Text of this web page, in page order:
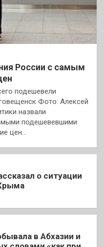
России с самым
подешевели
Фото: Алексей
назвали
подешевевшими
цен…
о ситуации
в Абхазии и